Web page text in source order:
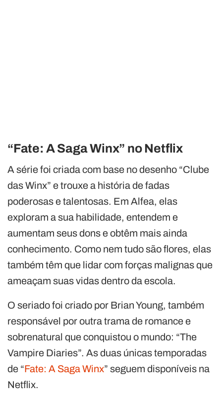
“Fate: A Saga Winx” no Netflix
A série foi criada com base no desenho “Clube
das Winx” e trouxe a história de fadas
poderosas e talentosas. Em Alfea, elas
exploram a sua habilidade, entendem e
aumentam seus dons e obtêm mais ainda
conhecimento. Como nem tudo são flores, elas
também têm que lidar com forças malignas que
ameaçam suas vidas dentro da escola.
O seriado foi criado por Brian Young, também
responsável por outra trama de romance e
sobrenatural que conquistou o mundo: “The
Vampire Diaries”. As duas únicas temporadas
de “Fate: A Saga Winx” seguem disponíveis na
Netflix.